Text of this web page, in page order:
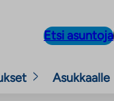
Etsi asuntoja
Asukkaalle